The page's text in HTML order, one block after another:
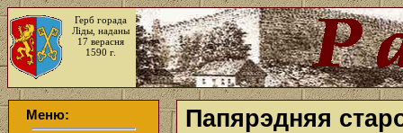
Герб горада
Ліды, наданы
17 верасня
1590 г.
Меню: Папярэдняя